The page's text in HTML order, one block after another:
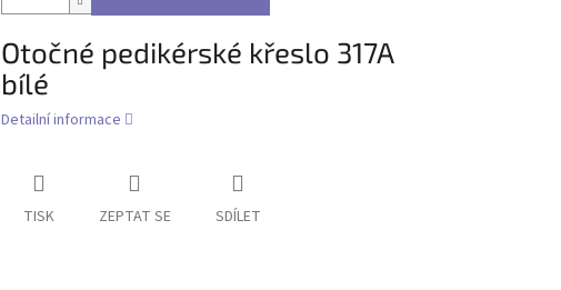
Otočné pedikérské křeslo 317A
bílé
Detailní informace
TISK ZEPTAT SE SDÍLET